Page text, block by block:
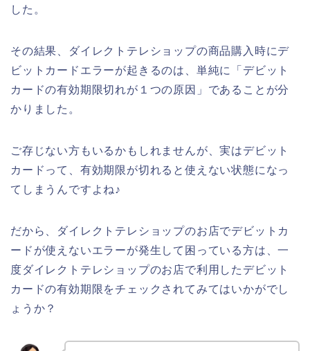
した。
その結果、ダイレクトテレショップの商品購入時にデ
ビットカードエラーが起きるのは、単純に「デビット
カードの有効期限切れが１つの原因」であることが分
かりました。
ご存じない方もいるかもしれませんが、実はデビット
カードって、有効期限が切れると使えない状態になっ
てしまうんですよね♪
だから、ダイレクトテレショップのお店でデビットカ
ードが使えないエラーが発生して困っている方は、一
度ダイレクトテレショップのお店で利用したデビット
カードの有効期限をチェックされてみてはいかがでし
ょうか？